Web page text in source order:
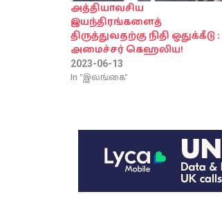
அத்தியாவசிய
இயந்திரங்களைத்
திருத்துவதற்கு நிதி ஒதுக்கீடு :
அமைச்சர் கெஹலிய!
2023-06-13
In "இலங்கை"